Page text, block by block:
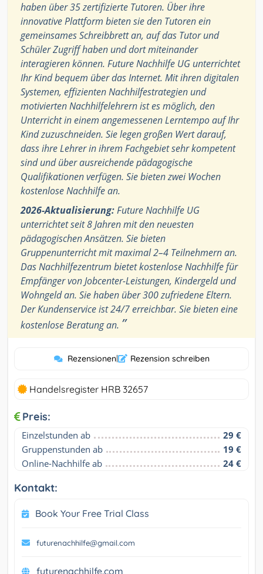
haben über 35 zertifizierte Tutoren. Über ihre
innovative Plattform bieten sie den Tutoren ein
gemeinsames Schreibbrett an, auf das Tutor und
Schüler Zugriff haben und dort miteinander
interagieren können. Future Nachhilfe UG unterrichtet
Ihr Kind bequem über das Internet. Mit ihren digitalen
Systemen, effizienten Nachhilfestrategien und
motivierten Nachhilfelehrern ist es möglich, den
Unterricht in einem angemessenen Lerntempo auf Ihr
Kind zuzuschneiden. Sie legen großen Wert darauf,
dass ihre Lehrer in ihrem Fachgebiet sehr kompetent
sind und über ausreichende pädagogische
Qualifikationen verfügen. Sie bieten zwei Wochen
kostenlose Nachhilfe an.
2026-Aktualisierung:Future Nachhilfe UG
unterrichtet seit 8 Jahren mit den neuesten
pädagogischen Ansätzen. Sie bieten
Gruppenunterricht mit maximal 2–4 Teilnehmern an.
Das Nachhilfezentrum bietet kostenlose Nachhilfe für
Empfänger von Jobcenter-Leistungen, Kindergeld und
Wohngeld an. Sie haben über 300 zufriedene Eltern.
Der Kundenservice ist 24/7 erreichbar. Sie bieten eine
kostenlose Beratung an. ”
Rezensionen| Rezension schreiben
Handelsregister HRB 32657
Preis:
Einzelstunden ab
29 €
Gruppenstunden ab
19 €
Online-Nachhilfe ab
24 €
Kontakt:
Book Your Free Trial Class
futurenachhilfe@gmail.com
futurenachhilfe.com